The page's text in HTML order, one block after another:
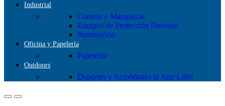
Industrial
Correas y Mangueras
Equipos de Protección Personal
Iluminación
Oficina y Papelería
Papeleria
Outdoors
Deportes y Actividades al Aire Libre